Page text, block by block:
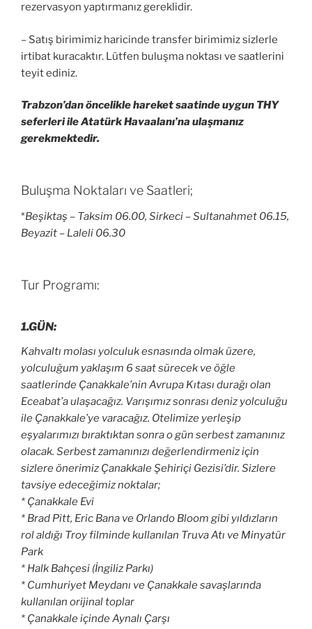
rezervasyon yaptırmanız gereklidir.
– Satış birimimiz haricinde transfer birimimiz sizlerle
irtibat kuracaktır. Lütfen buluşma noktası ve saatlerini
teyit ediniz.
Trabzon’dan öncelikle hareket saatinde uygun THY
seferleri ile Atatürk Havaalanı’na ulaşmanız
gerekmektedir.
Buluşma Noktaları ve Saatleri;
*Beşiktaş – Taksim 06.00, Sirkeci – Sultanahmet 06.15,
Beyazit – Laleli 06.30
Tur Programı:
1.GÜN:
Kahvaltı molası yolculuk esnasında olmak üzere,
yolculuğum yaklaşım 6 saat sürecek ve öğle
saatlerinde Çanakkale’nin Avrupa Kıtası durağı olan
Eceabat’a ulaşacağız. Varışımız sonrası deniz yolculuğu
ile Çanakkale’ye varacağız. Otelimize yerleşip
eşyalarımızı bıraktıktan sonra o gün serbest zamanınız
olacak. Serbest zamanınızı değerlendirmeniz için
sizlere önerimiz Çanakkale Şehiriçi Gezisi’dir. Sizlere
tavsiye edeceğimiz noktalar;
* Çanakkale Evi
* Brad Pitt, Eric Bana ve Orlando Bloom gibi yıldızların
rol aldığı Troy filminde kullanılan Truva Atı ve Minyatür
Park
* Halk Bahçesi (İngiliz Parkı)
* Cumhuriyet Meydanı ve Çanakkalesavaşlarında
kullanılan orijinal toplar
* Çanakkaleiçinde Aynalı Çarşı